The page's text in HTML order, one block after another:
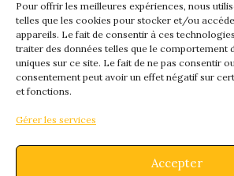
Pour offrir les meilleures expériences, nous
telles que les cookies pour stocker et/ou
appareils. Le fait de consentir à ces
traiter des données telles que le comportement
uniques sur ce site. Le fait de ne pas consentir
consentement peut avoir un effet négatif sur
et fonctions.
Gérer les services
Accepter
fantastique